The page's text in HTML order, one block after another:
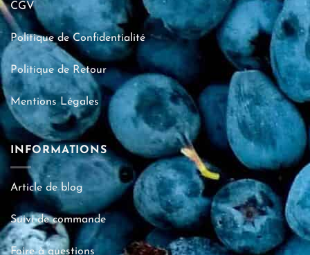
CGV
Politique de Confidentialité
Politique de Retour
Mentions Légales
INFORMATIONS
Article de blog
Suivi de commande
Foire à questions